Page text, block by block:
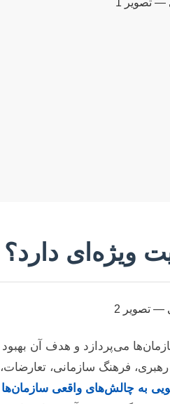
ویژه‌ای دارد؟
می‌پردازد و هدف آن بهبود
فرهنگ سازمانی، تعارضات،
به چالش‌های واقعی سازمان‌ها